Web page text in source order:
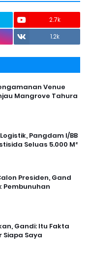
2.7k
1.2k
Venue
Mangrove Tahura
Pangdam I/BB
Seluas 5.000 M²
Presiden, Gand
Pembunuhan
Gandi: Itu Fakta
Siapa Saya